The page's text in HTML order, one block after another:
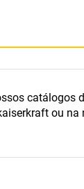
catálogos
ou na